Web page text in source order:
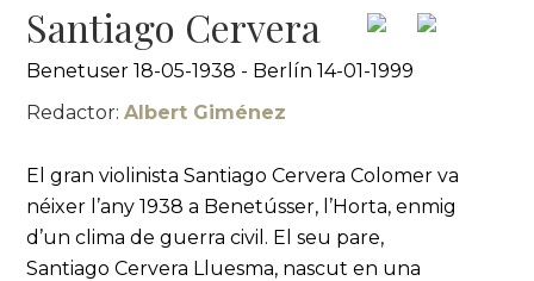
Santiago Cervera
Benetuser 18-05-1938 - Berlín 14-01-1999
Redactor:Albert Giménez
El gran violinista Santiago Cervera Colomer va
néixer l’any 1938 a Benetússer, l’Horta, enmig
d’un clima de guerra civil. El seu pare,
Santiago Cervera Lluesma, nascut en una